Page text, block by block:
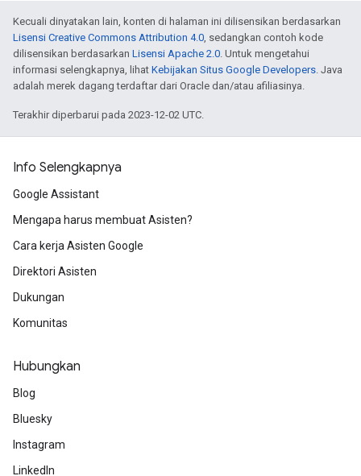
Kecuali dinyatakan lain, konten di halaman ini dilisensikan berdasarkan
Lisensi Creative Commons Attribution 4.0, sedangkan contoh kode
dilisensikan berdasarkan Lisensi Apache 2.0. Untuk mengetahui
informasi selengkapnya, lihat Kebijakan Situs Google Developers. Java
adalah merek dagang terdaftar dari Oracle dan/atau afiliasinya.
Terakhir diperbarui pada 2023-12-02 UTC.
Info Selengkapnya
Google Assistant
Mengapa harus membuat Asisten?
Cara kerja Asisten Google
Direktori Asisten
Dukungan
Komunitas
Hubungkan
Blog
Bluesky
Instagram
LinkedIn